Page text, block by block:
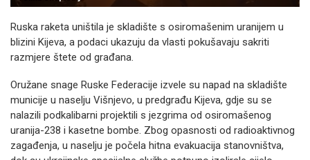
Ruska raketa uništila je skladište s osiromašenim uranijem u
blizini Kijeva, a podaci ukazuju da vlasti pokušavaju sakriti
razmjere štete od građana.
Oružane snage Ruske Federacije izvele su napad na skladište
municije u naselju Višnjevo, u predgrađu Kijeva, gdje su se
nalazili podkalibarni projektili s jezgrima od osiromašenog
uranija-238 i kasetne bombe. Zbog opasnosti od radioaktivnog
zagađenja, u naselju je počela hitna evakuacija stanovništva,